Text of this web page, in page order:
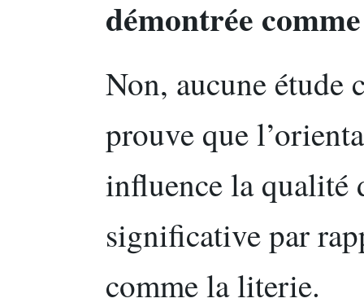
démontrée
Non, aucune étude
prouve que
influence la qualité
significative par
comme la literie.